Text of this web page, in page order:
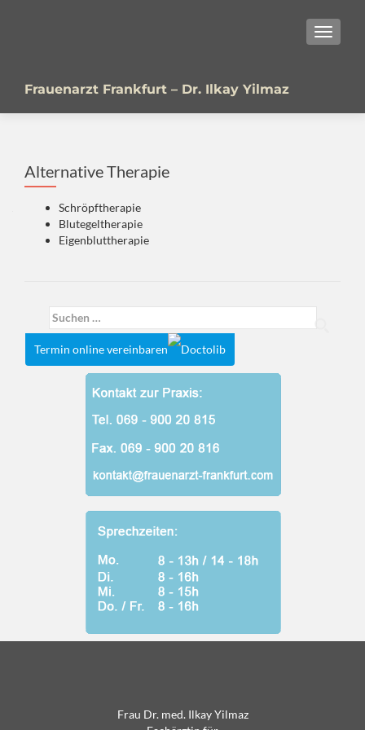
Frauenarzt Frankfurt – Dr. Ilkay Yilmaz
Alternative Therapie
Schröpftherapie
Blutegeltherapie
Eigenbluttherapie
Suchen
nach:
Termin online vereinbaren
Frau Dr. med. Ilkay Yilmaz